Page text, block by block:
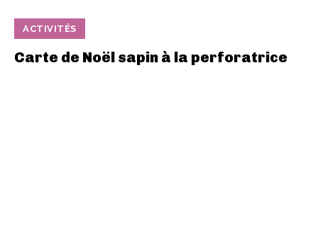
ACTIVITÉS
Carte de Noël sapin à la perforatrice